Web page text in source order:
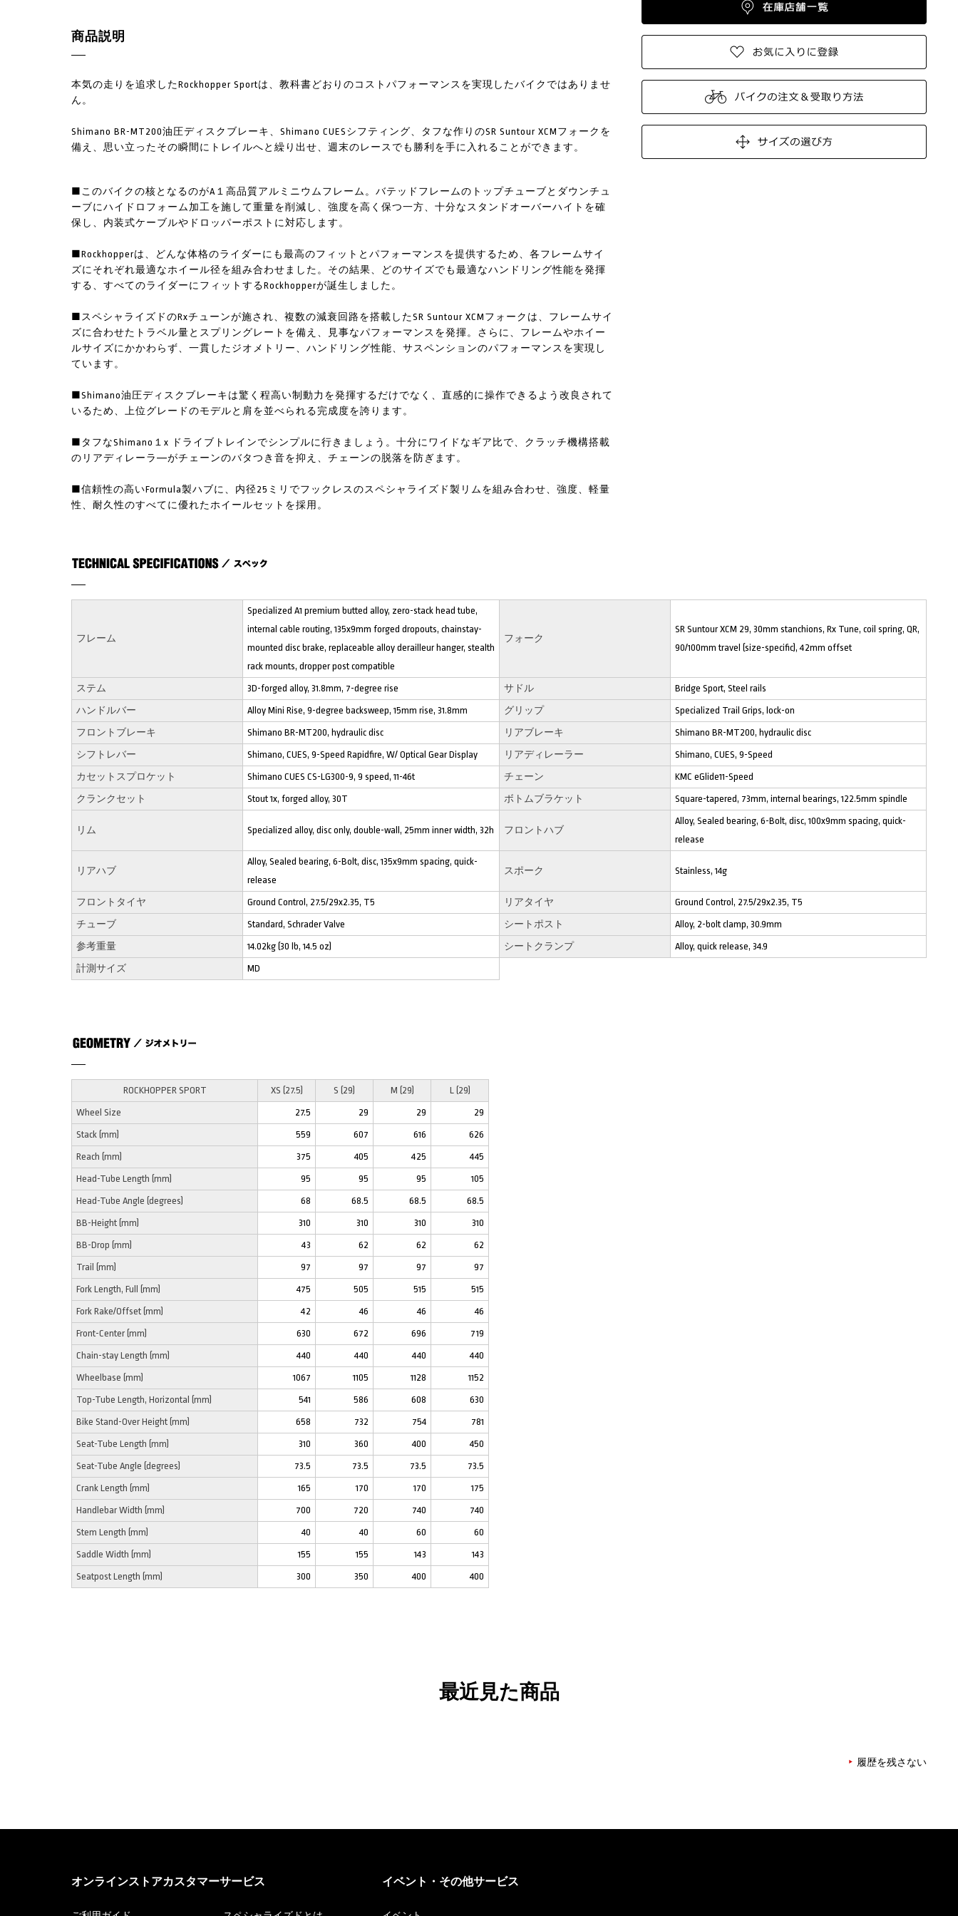
商品説明
本気の走りを追求したRockhopper Sportは、教科書どおりのコストパフォーマンスを実現したバイクではありませ
ん。
Shimano BR-MT200油圧ディスクブレーキ、Shimano CUESシフティング、タフな作りのSR Suntour XCMフォークを
備え、思い立ったその瞬間にトレイルへと繰り出せ、週末のレースでも勝利を手に入れることができます。
■このバイクの核となるのがA１高品質アルミニウムフレーム。バテッドフレームのトップチューブとダウンチュ
ーブにハイドロフォーム加工を施して重量を削減し、強度を高く保つ一方、十分なスタンドオーバーハイトを確
保し、内装式ケーブルやドロッパーポストに対応します。
■Rockhopperは、どんな体格のライダーにも最高のフィットとパフォーマンスを提供するため、各フレームサイ
ズにそれぞれ最適なホイール径を組み合わせました。その結果、どのサイズでも最適なハンドリング性能を発揮
する、すべてのライダーにフィットするRockhopperが誕生しました。
■スペシャライズドのRxチューンが施され、複数の減衰回路を搭載したSR Suntour XCMフォークは、フレームサイ
ズに合わせたトラベル量とスプリングレートを備え、見事なパフォーマンスを発揮。さらに、フレームやホイー
ルサイズにかかわらず、一貫したジオメトリー、ハンドリング性能、サスペンションのパフォーマンスを実現し
ています。
■Shimano油圧ディスクブレーキは驚く程高い制動力を発揮するだけでなく、直感的に操作できるよう改良されて
いるため、上位グレードのモデルと肩を並べられる完成度を誇ります。
■タフなShimano１x ドライブトレインでシンプルに行きましょう。十分にワイドなギア比で、クラッチ機構搭載
のリアディレーラ―がチェーンのバタつき音を抑え、チェーンの脱落を防ぎます。
■信頼性の高いFormula製ハブに、内径25ミリでフックレスのスペシャライズド製リムを組み合わせ、強度、軽量
性、耐久性のすべてに優れたホイールセットを採用。
フレーム
Specialized A1 premium butted alloy, zero-stack head tube,
internal cable routing, 135x9mm forged dropouts, chainstay-
mounted disc brake, replaceable alloy derailleur hanger, stealth
rack mounts, dropper post compatible
フォーク
SR Suntour XCM 29, 30mm stanchions, Rx Tune, coil spring, QR,
90/100mm travel (size-specific), 42mm offset
ステム 3D-forged alloy, 31.8mm, 7-degree rise サドル Bridge Sport, Steel rails
ハンドルバー Alloy Mini Rise, 9-degree backsweep, 15mm rise, 31.8mm グリップ Specialized Trail Grips, lock-on
フロントブレーキ Shimano BR-MT200, hydraulic disc リアブレーキ Shimano BR-MT200, hydraulic disc
シフトレバー Shimano, CUES, 9-Speed Rapidfire, W/ Optical Gear Display リアディレーラー Shimano, CUES, 9-Speed
カセットスプロケット Shimano CUES CS-LG300-9, 9 speed, 11-46t チェーン KMC eGlide11-Speed
クランクセット Stout 1x, forged alloy, 30T ボトムブラケット Square-tapered, 73mm, internal bearings, 122.5mm spindle
リム Specialized alloy, disc only, double-wall, 25mm inner width, 32h フロントハブ
Alloy, Sealed bearing, 6-Bolt, disc, 100x9mm spacing, quick-
release
リアハブ
Alloy, Sealed bearing, 6-Bolt, disc, 135x9mm spacing, quick-
release
スポーク Stainless, 14g
フロントタイヤ Ground Control, 27.5/29x2.35, T5 リアタイヤ Ground Control, 27.5/29x2.35, T5
チューブ Standard, Schrader Valve シートポスト Alloy, 2-bolt clamp, 30.9mm
参考重量 14.02kg (30 lb, 14.5 oz) シートクランプ Alloy, quick release, 34.9
計測サイズ MD
ROCKHOPPER SPORT XS (27.5) S (29) M (29) L (29)
Wheel Size 27.5 29 29 29
Stack (mm) 559 607 616 626
Reach (mm) 375 405 425 445
Head-Tube Length (mm) 95 95 95 105
Head-Tube Angle (degrees) 68 68.5 68.5 68.5
BB-Height (mm) 310 310 310 310
BB-Drop (mm) 43 62 62 62
Trail (mm) 97 97 97 97
Fork Length, Full (mm) 475 505 515 515
Fork Rake/Offset (mm) 42 46 46 46
Front-Center (mm) 630 672 696 719
Chain-stay Length (mm) 440 440 440 440
Wheelbase (mm) 1067 1105 1128 1152
Top-Tube Length, Horizontal (mm) 541 586 608 630
Bike Stand-Over Height (mm) 658 732 754 781
Seat-Tube Length (mm) 310 360 400 450
Seat-Tube Angle (degrees) 73.5 73.5 73.5 73.5
Crank Length (mm) 165 170 170 175
Handlebar Width (mm) 700 720 740 740
Stem Length (mm) 40 40 60 60
Saddle Width (mm) 155 155 143 143
Seatpost Length (mm) 300 350 400 400
最近見た商品
履歴を残さない
オンラインストアカスタマーサービス イベント・その他サービス